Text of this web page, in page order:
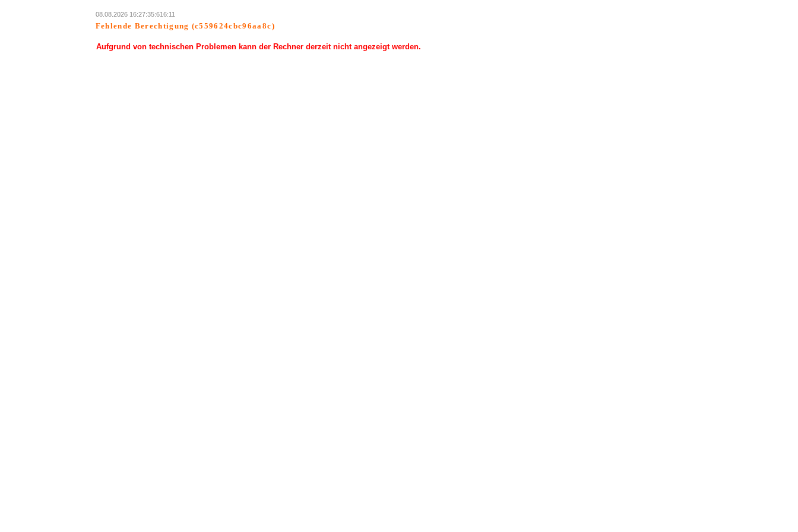
08.08.2026 16:27:35:616:11
Fehlende Berechtigung (c559624cbc96aa8c)
Aufgrund von technischen Problemen kann der Rechner derzeit nicht angezeigt werden.